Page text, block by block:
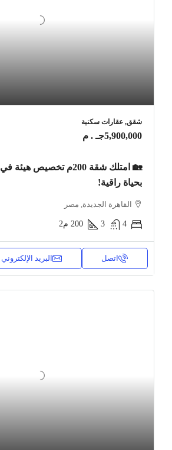
شقق, عقارات سكنية
5,900,000جـ . م
🏡 امتلك شقة 200م تخصيص
بحياة راقية!
القاهرة الجديدة, مصر
4
3
200 م2
اتصل البريد الإلكتروني